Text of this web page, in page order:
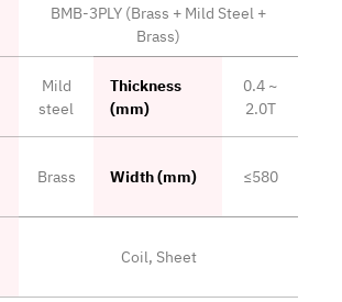
BMB-3PLY (Brass + Mild Steel +
Brass)
Mild
steel
Thickness
(mm)
0.4 ~
2.0T
Brass Width (mm) ≤580
Coil, Sheet